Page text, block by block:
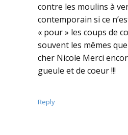
contre les moulins à
contemporain si ce
« pour » les coups de
souvent les mêmes
cher Nicole Merci
gueule et de coeur !!!
Reply